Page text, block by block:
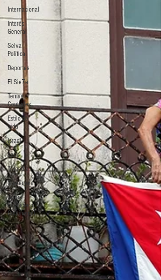
Internacional
Interés
General
Selva
Política
Deportes
El Sie7e
Temas
Centrales
Estilo de
vida
Israel
bano
Tragedia
Guatemala
Grupo
Financiero
Continental